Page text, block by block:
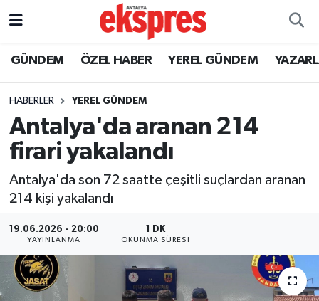
GÜNDEM ÖZEL HABER YEREL GÜNDEM
HABERLER YEREL GÜNDEM
Antalya'da aranan 214
firari yakalandı
Antalya'da son 72 saatte çeşitli suçlardan aranan
214 kişi yakalandı
19.06.2026 - 20:00
YAYINLANMA
1 DK
OKUNMA SÜRESI
ÖZEL HABER
YEREL GÜNDEM
EKONOMİ
KÜLTÜR - SANAT
SPOR
SİYASET
Nöbetçi Eczaneler
Trafik Durumu
Süper Lig Puan Durumu ve Fikstür
Tüm Manşetler
Son Dakika Haberleri
Haber Arşivi